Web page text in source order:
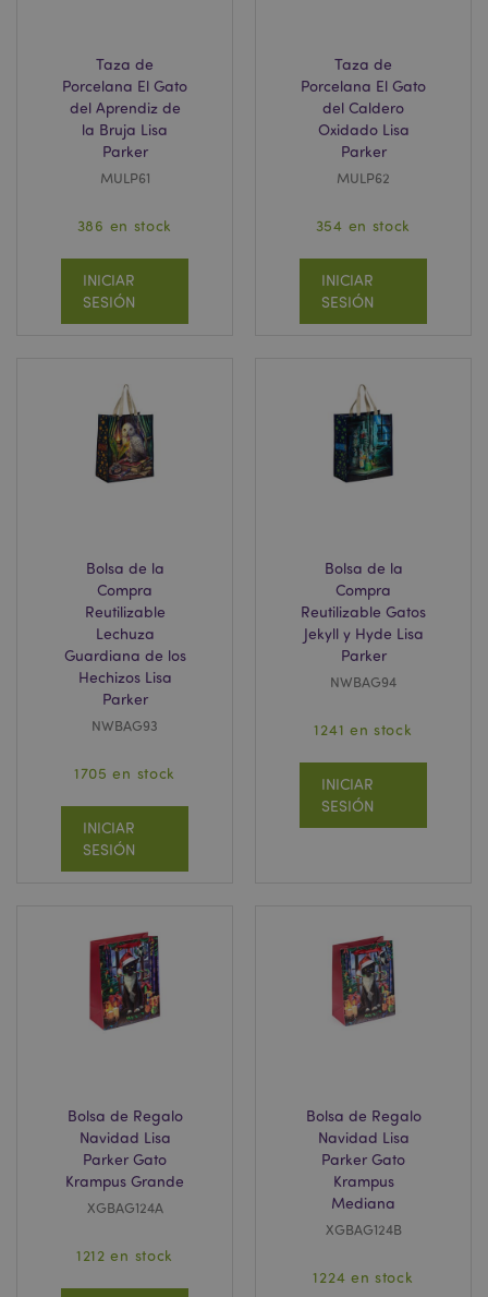
Taza de
Porcelana El Gato
del Aprendiz de
la Bruja Lisa
Parker
MULP61
386 en stock
INICIAR
SESIÓN
Taza de
Porcelana El Gato
del Caldero
Oxidado Lisa
Parker
MULP62
354 en stock
INICIAR
SESIÓN
Bolsa de la
Compra
Reutilizable
Lechuza
Guardiana de los
Hechizos Lisa
Parker
NWBAG93
1705 en stock
INICIAR
SESIÓN
Bolsa de la
Compra
Reutilizable Gatos
Jekyll y Hyde Lisa
Parker
NWBAG94
1241 en stock
INICIAR
SESIÓN
Bolsa de Regalo
Navidad Lisa
Parker Gato
Krampus Grande
XGBAG124A
1212 en stock
Bolsa de Regalo
Navidad Lisa
Parker Gato
Krampus
Mediana
XGBAG124B
1224 en stock
mage-cache-storage
Adobe Inc.
PHPSESSID
PHP.net
X-Magento-Vary
Adobe Inc.
www.puckator.es
Política de privacidad de